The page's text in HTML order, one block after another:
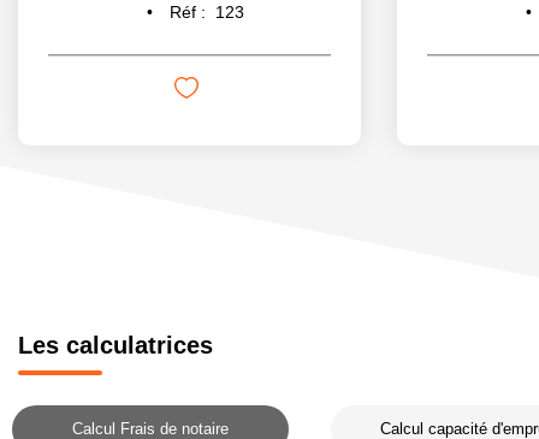
Réf :
123
Les calculatrices
Calcul Frais de notaire Calcul capacité